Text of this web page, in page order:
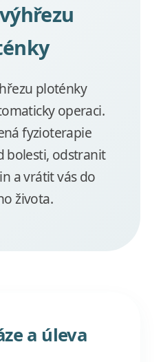
ploténky
operaci.
fyzioterapie
bolesti, odstranit
a vrátit vás do
života.
a úleva